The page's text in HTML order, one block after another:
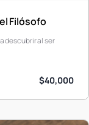
Filósofo
descubrir al ser
$40,000